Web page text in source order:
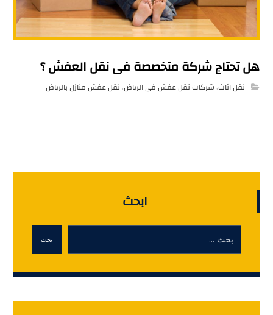
هل تحتاج شركة متخصصة فى نقل العفش ؟
نقل اثاث, شركات نقل عفش فى الرياض, نقل عفش منازل بالرياض
ابحث
بحث